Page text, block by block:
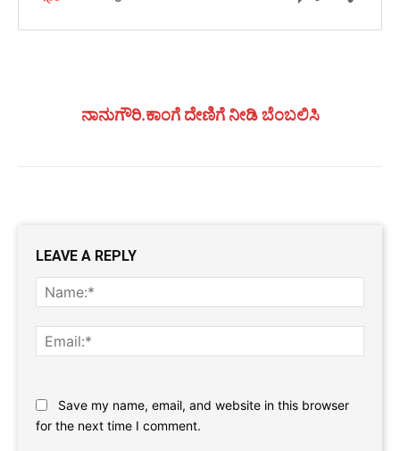
ನಾನುಗೌರಿ.ಕಾಂಗೆ ದೇಣಿಗೆ ನೀಡಿ ಬೆಂಬಲಿಸಿ
LEAVE A REPLY
Save my name, email, and website in this browser
for the next time I comment.